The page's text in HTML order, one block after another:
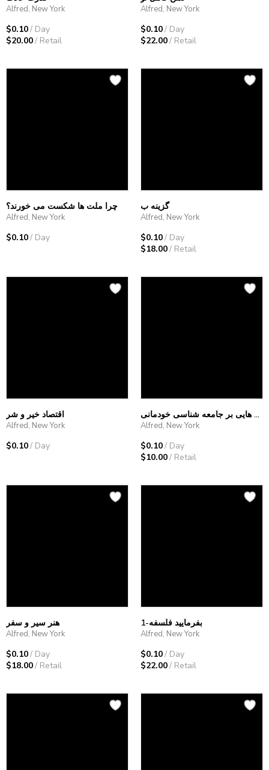
Alfred, New York
$0.10/ Day
$20.00/ Retail
Alfred, New York
$0.10/ Day
$22.00/ Retail
چرا ملت ها شکست می خورند؟
Alfred, New York
$0.10/ Day
گزینه ب
Alfred, New York
$0.10/ Day
$18.00/ Retail
اقتصاد خیر و شر
Alfred, New York
$0.10/ Day
پی نکته هایی بر جامعه شناسی خودمانی
Alfred, New York
$0.10/ Day
$10.00/ Retail
هنر سیر و سفر
Alfred, New York
$0.10/ Day
$18.00/ Retail
بفرمایید فلسفه-1
Alfred, New York
$0.10/ Day
$22.00/ Retail